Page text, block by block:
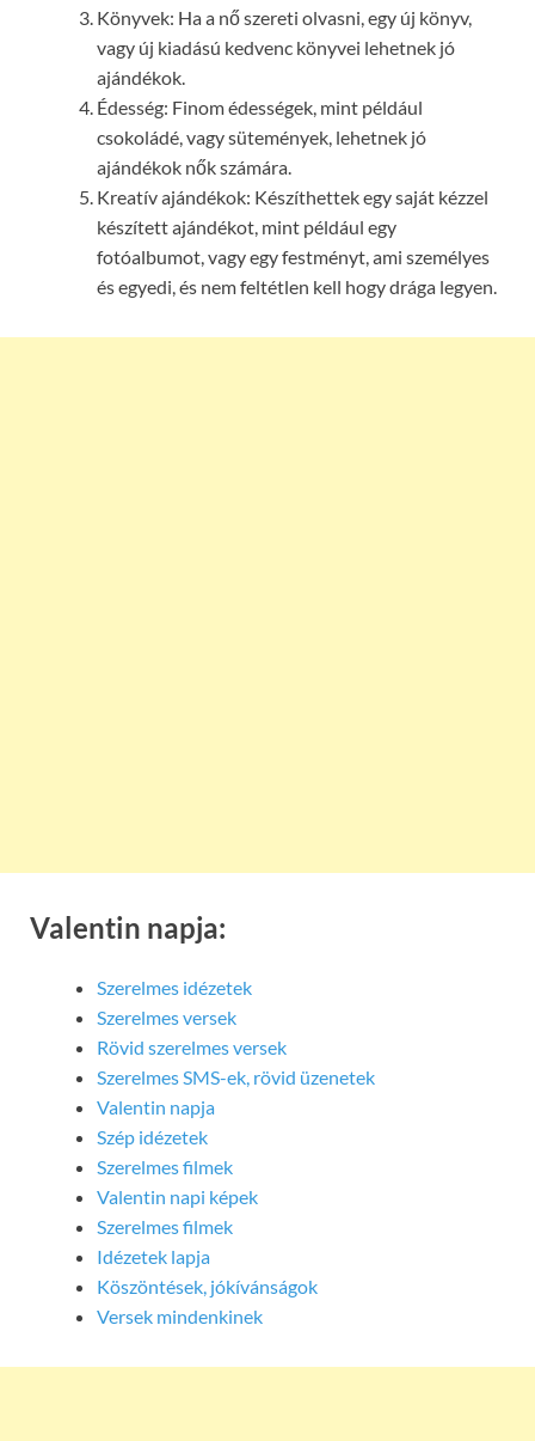
Könyvek: Ha a nő szereti olvasni, egy új könyv,
vagy új kiadású kedvenc könyvei lehetnek jó
ajándékok.
Édesség: Finom édességek, mint például
csokoládé, vagy sütemények, lehetnek jó
ajándékok nők számára.
Kreatív ajándékok: Készíthettek egy saját kézzel
készített ajándékot, mint például egy
fotóalbumot, vagy egy festményt, ami személyes
és egyedi, és nem feltétlen kell hogy drága legyen.
Valentin napja:
Szerelmes idézetek
Szerelmes versek
Rövid szerelmes versek
Szerelmes SMS-ek, rövid üzenetek
Valentin napja
Szép idézetek
Szerelmes filmek
Valentin napi képek
Szerelmes filmek
Idézetek lapja
Köszöntések, jókívánságok
Versek mindenkinek